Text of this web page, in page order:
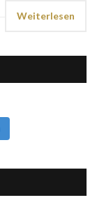
Weiterlesen